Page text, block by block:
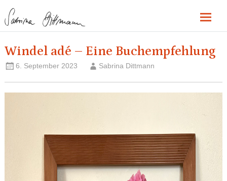
Inhalt
springen
Sabrina
Dittmann
Windel adé – Eine Buchempfehlung
6. September 2023 Sabrina Dittmann